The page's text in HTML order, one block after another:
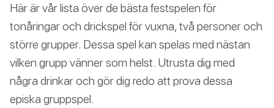
Här är vår lista över de bästa festspelen för
tonåringar och drickspel för vuxna, två personer och
större grupper. Dessa spel kan spelas med nästan
vilken grupp vänner som helst. Utrusta dig med
några drinkar och gör dig redo att prova dessa
episka gruppspel.